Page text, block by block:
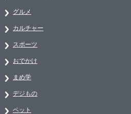
グルメ
カルチャー
スポーツ
おでかけ
まめ学
デジもの
ペット